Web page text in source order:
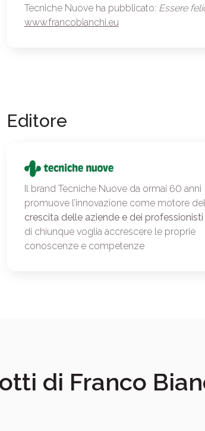
Tecniche Nuove ha pubblicato: Essere
www.francobianchi.eu
Editore
Il brand Tecniche Nuove da ormai 60 anni
promuove l’innovazione come motore
crescita delle aziende e dei professionisti
di chiunque voglia accrescere le proprie
conoscenze e competenze
di Franco